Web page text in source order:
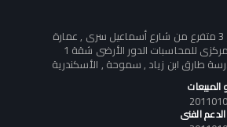
60 شارع 3 متفرع من شارع أسماعيل سرى , عمارة
الجهاز المركزى للمحاسبات الدور الأرضى شقة 1
طارق ابن زياد , سموحة , الأسكندرية
المبيعات
الفنى